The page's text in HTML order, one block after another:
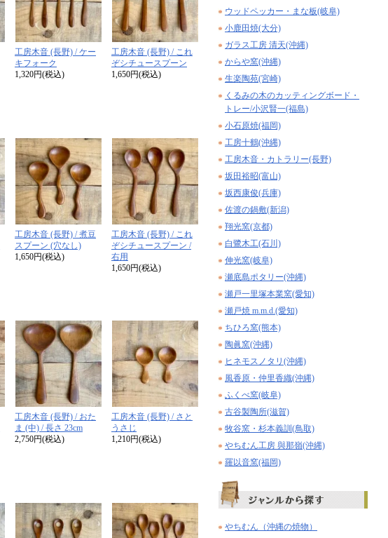
工房木音 (長野) / ケー
キフォーク
1,320円(税込)
工房木音 (長野) / これ
ぞシチュースプーン
1,650円(税込)
工房木音 (長野) / 煮豆
スプーン (穴なし)
1,650円(税込)
工房木音 (長野) / これ
ぞシチュースプーン /
右用
1,650円(税込)
工房木音 (長野) / おた
ま (中) / 長さ 23cm
2,750円(税込)
工房木音 (長野) / さと
うさじ
1,210円(税込)
ウッドペッカー・まな板(岐阜)
小鹿田焼(大分)
ガラス工房 清天(沖縄)
からや窯(沖縄)
生楽陶苑(宮崎)
くるみの木のカッティングボード・
トレー/小沢賢一(福島)
小石原焼(福岡)
工房十鶴(沖縄)
工房木音・カトラリー(長野)
坂田裕昭(富山)
坂西康俊(兵庫)
佐渡の鍋敷(新潟)
翔光窯(京都)
白鷺木工(石川)
伸光窯(岐阜)
瀬底島ポタリー(沖縄)
瀬戸一里塚本業窯(愛知)
瀬戸焼 m.m.d.(愛知)
ちひろ窯(熊本)
陶眞窯(沖縄)
ヒネモスノタリ(沖縄)
風香原・仲里香織(沖縄)
ふくべ窯(岐阜)
古谷製陶所(滋賀)
牧谷窯・杉本義訓(鳥取)
やちむん工房 與那嶺(沖縄)
羅以音窯(福岡)
やちむん（沖縄の焼物）